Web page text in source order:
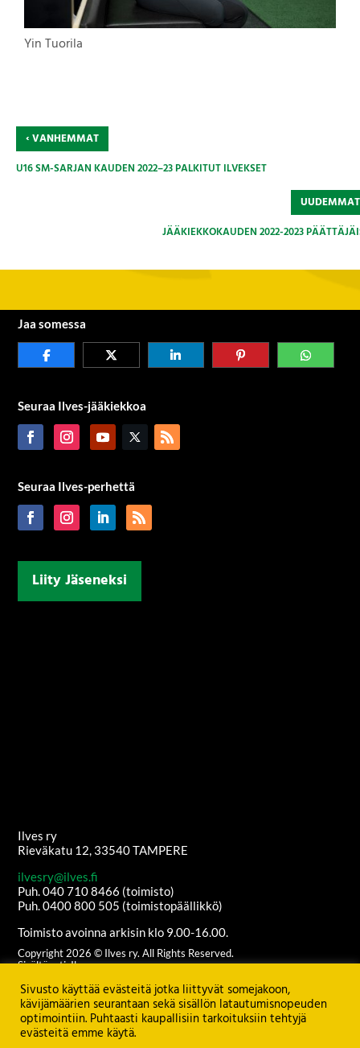
Yin Tuorila
‹VANHEMMAT
U16 SM-SARJAN KAUDEN 2022–23 PALKITUT ILVEKSET
JÄÄKIEKKOKAUDEN 2022-2023
Jaa somessa
Seuraa Ilves-jääkiekkoa
Seuraa Ilves-perhettä
Liity Jäseneksi
Ilves ry
Rieväkatu 12, 33540 TAMPERE
ilvesry@ilves.fi
Puh. 040 710 8466 (toimisto)
Puh. 0400 800 505 (toimistopäällikkö)
Toimisto avoinna arkisin klo 9.00-16.00.
Copyright 2026 © Ilves ry. All Rights Reserved.
Sisältöanti: Ilves ry
Palvelimen ylläpito:Seravo Oy
KatsoTIETOSUOJASELOSTE
Sivusto käyttää evästeitä jotka liittyvät somejakoon,
kävijämäärien seurantaan sekä sisällön latautumisnopeuden
optimointiin. Puhtaasti kaupallisiin tarkoituksiin tehtyjä
evästeitä emme käytä.